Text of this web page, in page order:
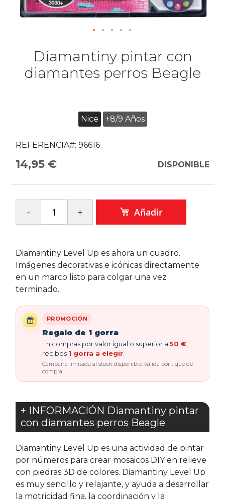
Diamantiny pintar con
diamantes perros Beagle
Nice +8/9 Años
REFERENCIA#: 96616
14,95 € DISPONIBLE
Añadir
Diamantiny Level Up es ahora un cuadro.
Imágenes decorativas e icónicas directamente
en un marco listo para colgar una vez
terminado.
PROMOCIÓN
Regalo de 1 gorra
En compras por valor igual o superior a 50 €
recibes 1 gorra a elegir
Campaña limitada al stock disponible, válida por tique de
compra.
+ INFORMACIÓN Diamantiny pintar
con diamantes perros Beagle
Diamantiny Level Up es una actividad de pintar
por números para crear mosaicos DIY en relieve
con piedras 3D de colores. Diamantiny Level Up
es muy sencillo y relajante, y ayuda a desarrollar
la motricidad fina, la coordinación y la